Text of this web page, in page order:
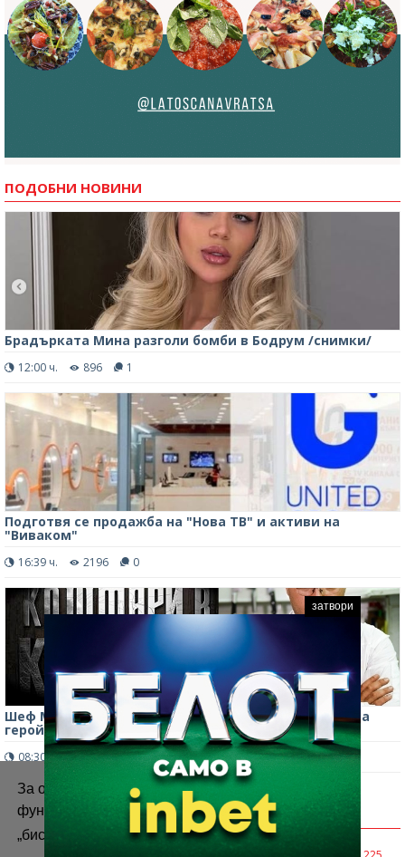
За осигуряване на правилното
функциониране на уебсайта ние използваме
„бисквитки“.
Повече информация
ПОДОБНИ НОВИНИ
Брадърката Мина разголи бомби в Бодрум /снимки/
12:00 ч. 896 1
Подготвя се продажба на "Нова ТВ" и активи на
"Виваком"
16:39 ч. 2196 0
Шеф Манчев пристига в Лом! Местна пицария става
герой на „Кошмари в кухнята“
08:30 ч. 3703 0
КОМЕНТАРИ
затвори